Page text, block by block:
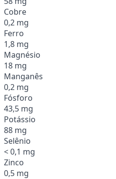
Cobre
0,2 mg
Ferro
1,8 mg
Magnésio
18 mg
Manganês
0,2 mg
Fósforo
43,5 mg
Potássio
88 mg
Selênio
< 0,1 mg
Zinco
0,5 mg